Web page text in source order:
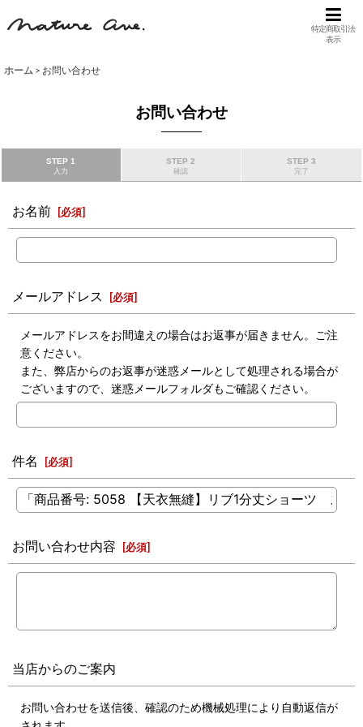
特定商取引法
表示
ホーム > お問い合わせ
お問い合わせ
STEP 1
入力
STEP 2
確認
STEP 3
完了
お名前 [必須]
メールアドレス [必須]
メールアドレスをお間違えの場合はお返事が届きません。ご注
意ください。
また、弊店からのお返事が迷惑メールとして処理される場合が
ございますので、迷惑メールフォルダもご確認ください。
件名 [必須]
お問い合わせ内容 [必須]
当店からのご案内
お問い合わせを送信後、確認のため機械処理により自動返信が